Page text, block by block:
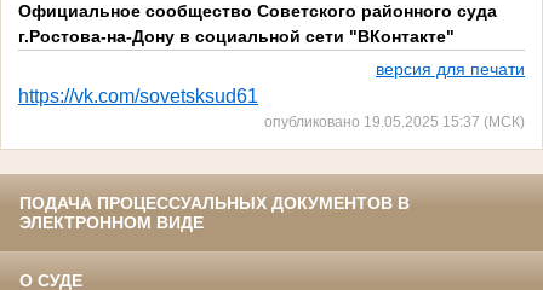
Официальное сообщество Советского районного суда
г.Ростова-на-Дону в социальной сети "ВКонтакте"
версия для печати
https://vk.com/sovetsksud61
опубликовано 19.05.2025 15:37 (МСК)
ПОДАЧА ПРОЦЕССУАЛЬНЫХ ДОКУМЕНТОВ В
ЭЛЕКТРОННОМ ВИДЕ
О СУДЕ